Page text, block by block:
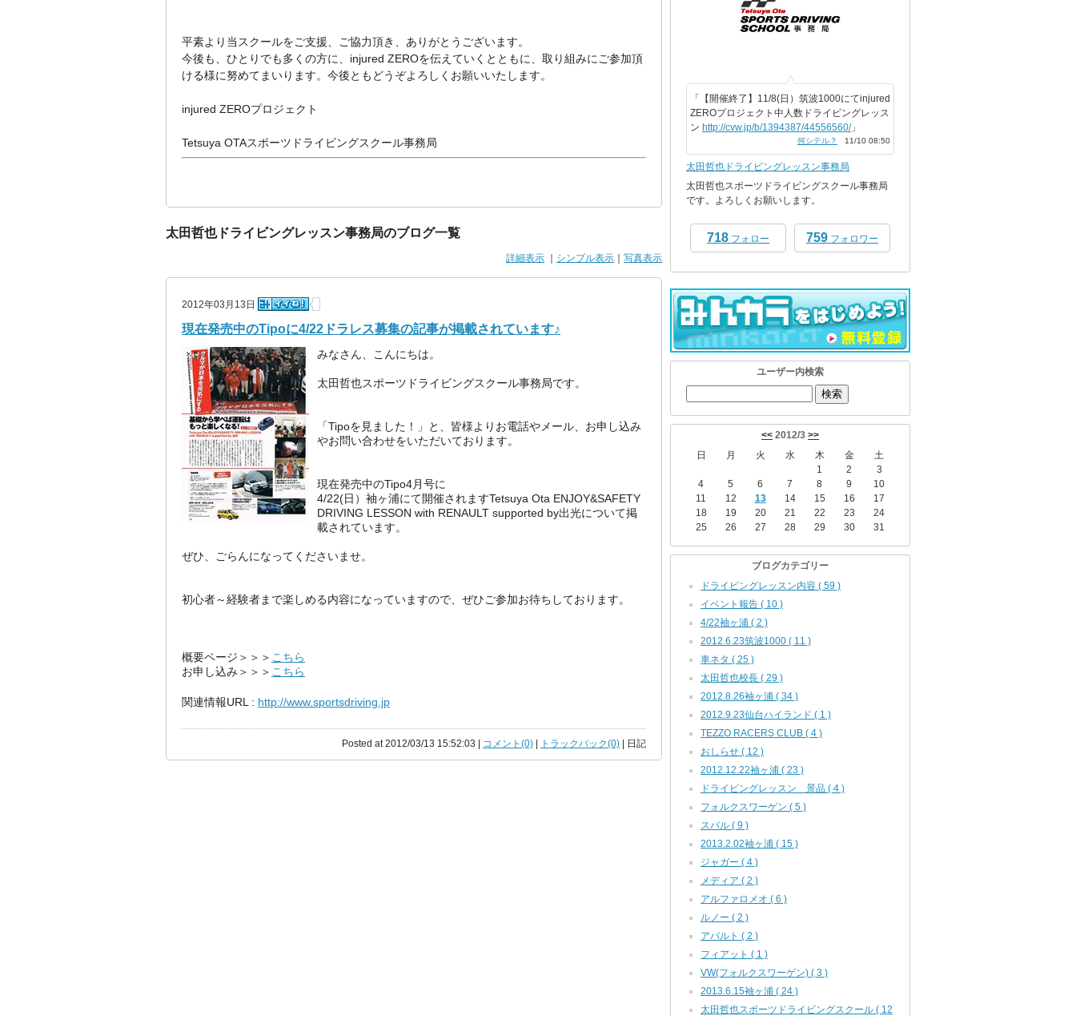
平素より当スクールをご支援、ご協力頂き、ありがとうございます。
今後も、ひとりでも多くの方に、injured ZEROを伝えていくとともに、取り組みにご参加頂
ける様に努めてまいります。今後ともどうぞよろしくお願いいたします。
injured ZEROプロジェクト
Tetsuya OTAスポーツドライビングスクール事務局
太田哲也ドライビングレッスン事務局のブログ一覧
詳細表示 シンプル表示 写真表示
2012年03月13日
現在発売中のTipoに4/22ドラレス募集の記事が掲載されています♪
みなさん、こんにちは。
太田哲也スポーツドライビングスクール事務局です。
「Tipoを見ました！」と、皆様よりお電話やメール、お申し込み
やお問い合わせをいただいております。
現在発売中のTipo4月号に
4/22(日）袖ヶ浦にて開催されますTetsuya Ota ENJOY&SAFETY
DRIVING LESSON with RENAULT supported by出光について掲
載されています。
ぜひ、ごらんになってくださいませ。
初心者～経験者まで楽しめる内容になっていますので、ぜひご参加お待ちしております。
概要ページ＞＞＞ こちら
お申し込み＞＞＞ こちら
関連情報URL : http://www.sportsdriving.jp
Posted at 2012/03/13 15:52:03 | コメント(0) | トラックバック(0) | 日記
「【開催終了】11/8(日）筑波1000にてinjured
ZEROプロジェクト中人数ドライビングレッス
ン http://cvw.jp/b/1394387/44556560/」
何シテル？ 11/10 08:50
太田哲也ドライビングレッスン事務局
太田哲也スポーツドライビングスクール事務局
です。よろしくお願いします。
718 フォロー 759 フォロワー
ユーザー内検索
<< 2012/3 >>
日
月 火 水 木 金
土
1
2
3
4
5 6 7 8 9
10
11
12 13 14 15 16
17
18
19 20 21 22 23
24
25
26 27 28 29 30 31
ブログカテゴリー
ドライビングレッスン内容 ( 59 )
イベント報告 ( 10 )
4/22袖ヶ浦 ( 2 )
2012.6.23筑波1000 ( 11 )
車ネタ ( 25 )
太田哲也校長 ( 29 )
2012.8.26袖ヶ浦 ( 34 )
2012.9.23仙台ハイランド ( 1 )
TEZZO RACERS CLUB ( 4 )
おしらせ ( 12 )
2012.12.22袖ヶ浦 ( 23 )
ドライビングレッスン 景品 ( 4 )
フォルクスワーゲン ( 5 )
スバル ( 9 )
2013.2.02袖ヶ浦 ( 15 )
ジャガー ( 4 )
メディア ( 2 )
アルファロメオ ( 6 )
ルノー ( 2 )
アバルト ( 2 )
フィアット ( 1 )
VW(フォルクスワーゲン) ( 3 )
2013.6.15袖ヶ浦 ( 24 )
太田哲也スポーツドライビングスクール ( 12